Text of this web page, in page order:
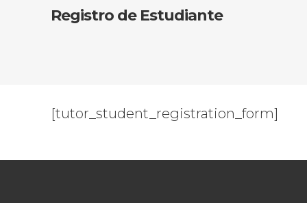
Registro de Estudiante
[tutor_student_registration_form]